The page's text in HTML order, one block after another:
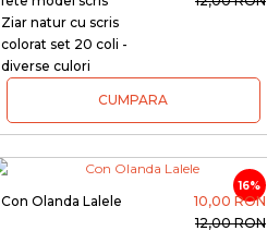
Ziar natur cu scris
colorat set 20 coli -
diverse culori
CUMPARA
16%
Con Olanda Lalele
10,00 RON
12,00 RON